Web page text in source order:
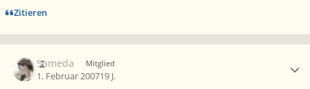
Zitieren
Sameda Mitglied
1. Februar 200719 J.